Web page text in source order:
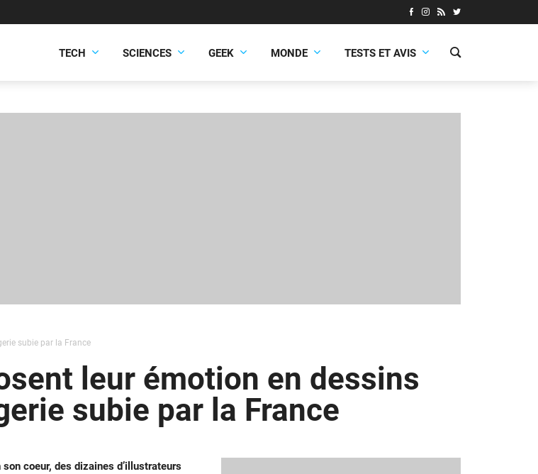
TECH SCIENCES GEEK MONDE TESTS ET AVIS
subie par la France
leur émotion en dessins
subie par la France
coeur, des dizaines d’illustrateurs